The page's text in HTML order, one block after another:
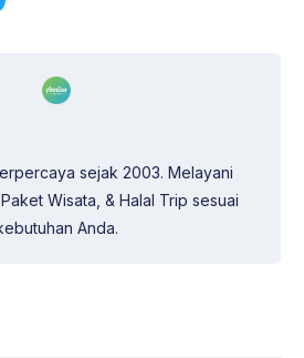
sejak 2003. Melayani
Wisata, & Halal Trip sesuai
Anda.